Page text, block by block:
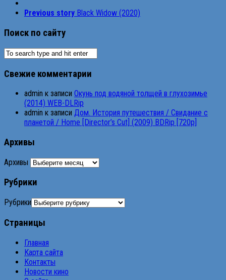
Previous story Black Widow (2020)
Поиск по сайту
Свежие комментарии
admin к записи Окунь под водяной толщей в глухозимье
(2014) WEB-DLRip
admin к записи Дом. История путешествия / Свидание с
планетой / Home [Director’s Cut] (2009) BDRip [720p]
Архивы
Архивы
Рубрики
Рубрики
Страницы
Главная
Карта сайта
Контакты
Новости кино